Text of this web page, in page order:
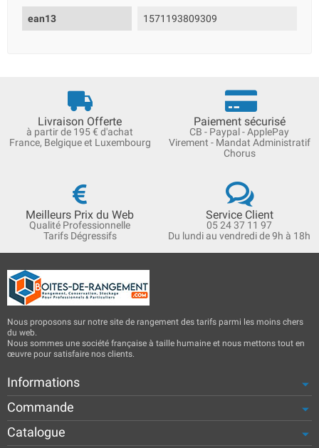
ean13 1571193809309
Livraison Offerte
à partir de 195 € d'achat
France, Belgique et Luxembourg
Paiement sécurisé
CB - Paypal - ApplePay
Virement - Mandat Administratif
Chorus
Meilleurs Prix du Web
Qualité Professionnelle
Tarifs Dégressifs
Service Client
05 24 37 11 97
Du lundi au vendredi de 9h à 18h
Nous proposons sur notre site de rangement des tarifs parmi les moins chers
du web.
Nous sommes une société française à taille humaine et nous mettons tout en
œuvre pour satisfaire nos clients.
Informations
Commande
Catalogue